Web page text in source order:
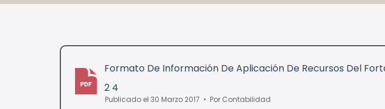
pdf
Formato De Información De Aplicación De Recursos Del
2 4
Publicado el 30 Marzo 2017 Por Contabilidad